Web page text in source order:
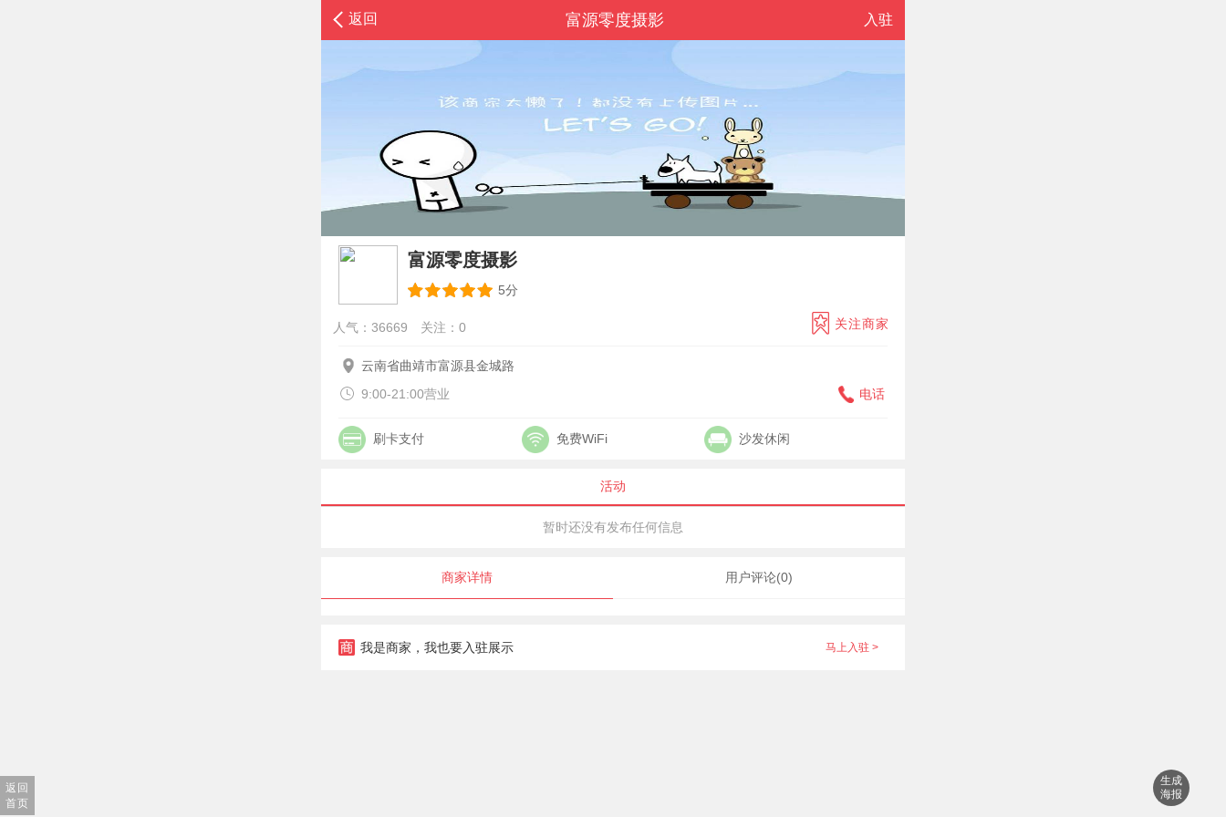
返回 富源零度摄影 入驻
富源零度摄影
5分
人气：36669 关注： 0 关注商家
云南省曲靖市富源县金城路
电话
9:00-21:00营业
刷卡支付 免费WiFi 沙发休闲
活动
暂时还没有发布任何信息
商家详情 用户评论(0)
马上入驻 >
我是商家，我也要入驻展示
返回
首页
生成
海报